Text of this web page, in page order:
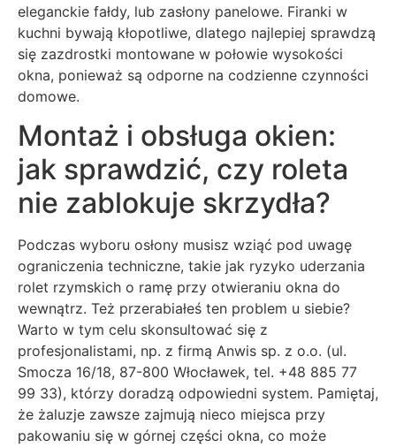
eleganckie fałdy, lub zasłony panelowe. Firanki w
kuchni bywają kłopotliwe, dlatego najlepiej sprawdzą
się zazdrostki montowane w połowie wysokości
okna, ponieważ są odporne na codzienne czynności
domowe.
Montaż i obsługa okien:
jak sprawdzić, czy roleta
nie zablokuje skrzydła?
Podczas wyboru osłony musisz wziąć pod uwagę
ograniczenia techniczne, takie jak ryzyko uderzania
rolet rzymskich o ramę przy otwieraniu okna do
wewnątrz. Też przerabiałeś ten problem u siebie?
Warto w tym celu skonsultować się z
profesjonalistami, np. z firmą Anwis sp. z o.o. (ul.
Smocza 16/18, 87-800 Włocławek, tel. +48 885 77
99 33), którzy doradzą odpowiedni system. Pamiętaj,
że żaluzje zawsze zajmują nieco miejsca przy
pakowaniu się w górnej części okna, co może